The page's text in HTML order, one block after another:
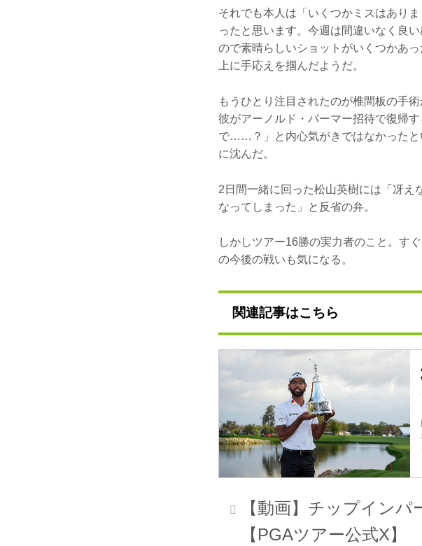
それでも本人は「いくつかミスはあり
ったと思います。今週は間違いなく良
ので素晴らしいショットがいくつかあ
上に手応えを掴んだようだ。
もうひとり注目されたのが椎間板の手
彼がアーノルド・パーマー招待で復帰
で……？」と内心気がきではなかったと
に沈んだ。
2日間一緒に回った松山英樹には「冴え
なってしまった」と反省の弁。
しかしツアー16勝の実力者のこと。す
の今後の戦いも気になる。
関連記事はこちら
【動画】チップイン
【PGAツアー公式X】